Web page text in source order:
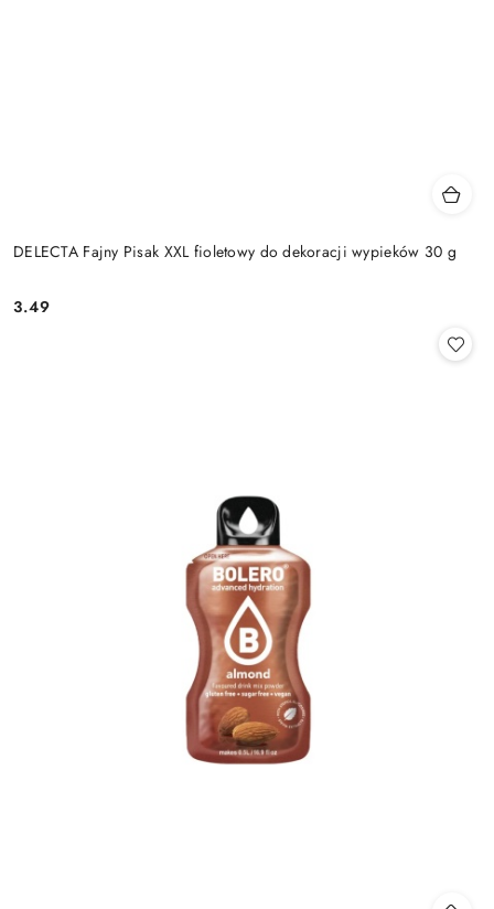
DELECTA Fajny Pisak XXL fioletowy do dekoracji wypieków 30 g
Cena:
3.49